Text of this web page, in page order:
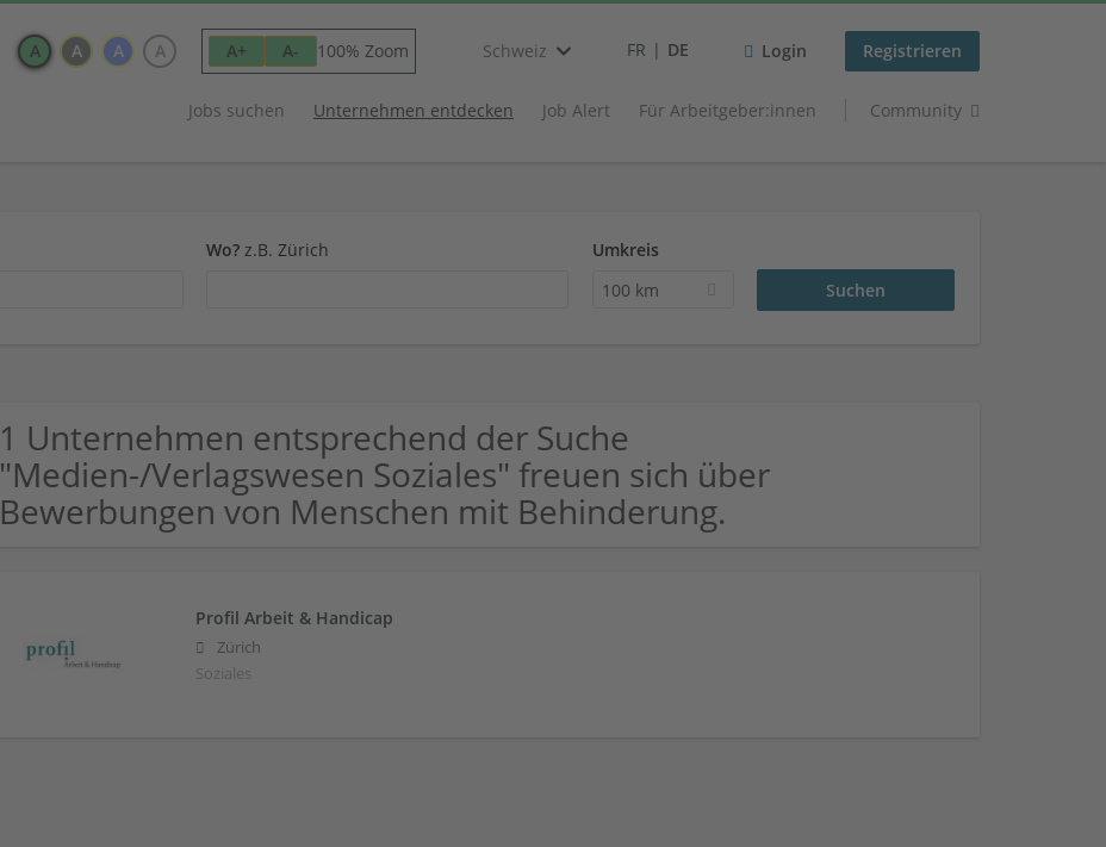
A A A A A+ A- 100% Zoom Schweiz FR DE Login Registrieren
Jobs suchen Unternehmen entdecken Job Alert Für Arbeitgeber:innen Community
Wo? z.B. Zürich
Umkreis
100 km
1 Unternehmen entsprechend der Suche
"Medien-/Verlagswesen Soziales" freuen sich über
Bewerbungen von Menschen mit Behinderung.
Profil Arbeit & Handicap
Zürich
Soziales